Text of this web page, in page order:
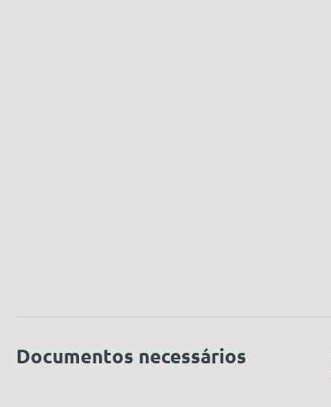
Documentos necessários